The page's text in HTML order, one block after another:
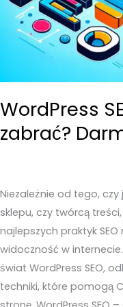
WordPress
zabrać?
Niezależnie od tego,
sklepu, czy twórcą
najlepszych praktyk
widoczność w
świat WordPress SEO,
techniki, które pomogą